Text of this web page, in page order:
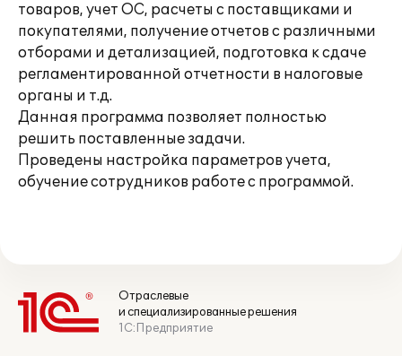
товаров, учет ОС, расчеты с поставщиками и
покупателями, получение отчетов с различными
отборами и детализацией, подготовка к сдаче
регламентированной отчетности в налоговые
органы и т.д.
Данная программа позволяет полностью
решить поставленные задачи.
Проведены настройка параметров учета,
обучение сотрудников работе с программой.
Отраслевые
и специализированные решения
1С:Предприятие